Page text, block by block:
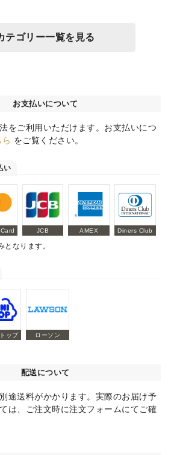
テゴリー一覧を見る
お支払いについて
をご利用いただけます。お支払いにつ
ら をご覧ください。
い
JCB AMEX Diners Club
なります。
ップ ローソン
配送について
途送料がかかります。実際のお届け予
は、ご注文時に注文フォームにてご確